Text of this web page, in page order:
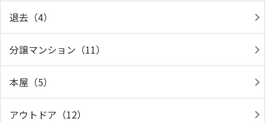
退去（4）
分譲マンション（11）
本屋（5）
アウトドア（12）